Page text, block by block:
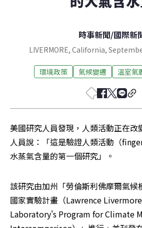
時事新聞/國際新
LIVERMORE, California,
環境政策 氣候變遷 溫室氣
美國研究人員發現，人類活動正在改
人員說：「這是驗證人類活動（
水蒸氣含量的第一個研究」。
該研究由加州「勞倫斯利佛摩爾氣候
國家實驗計畫（Lawrence
Laboratory's Program for Climate